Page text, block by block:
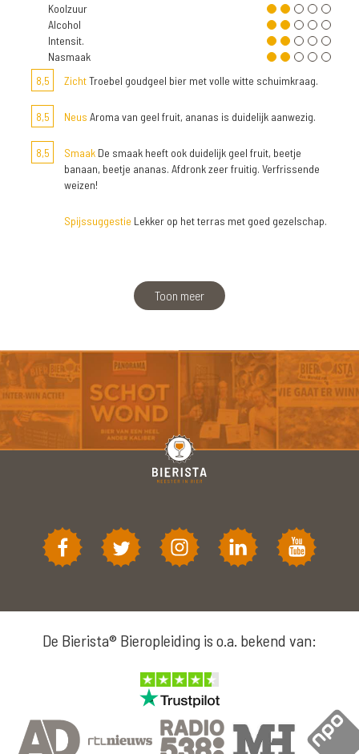
Koolzuur
Alcohol
Intensit.
Nasmaak
8,5
ZichtTroebel goudgeel bier met volle witte schuimkraag.
8,5 Neus Aroma van geel fruit, ananas is duidelijk aanwezig.
8,5 Smaak De smaak heeft ook duidelijk geel fruit, beetje
banaan, beetje ananas. Afdronk zeer fruitig. Verfrissende
weizen!
Spijssuggestie Lekker op het terras met goed gezelschap.
Toon meer
De Bierista® Bieropleiding is o.a. bekend van: